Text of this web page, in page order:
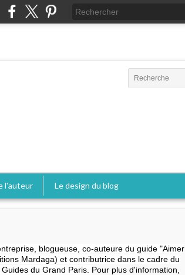
l'auteur Le design du blog
blogueuse, co-auteure du guide "Aimer
Mardaga) et contributrice dans le cadre du
du Grand Paris. Pour plus d'information,